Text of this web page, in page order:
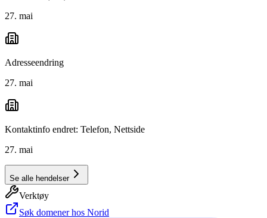
27. mai
Adresseendring
27. mai
Kontaktinfo endret: Telefon, Nettside
27. mai
Se alle hendelser
Verktøy
Søk domener hos Norid